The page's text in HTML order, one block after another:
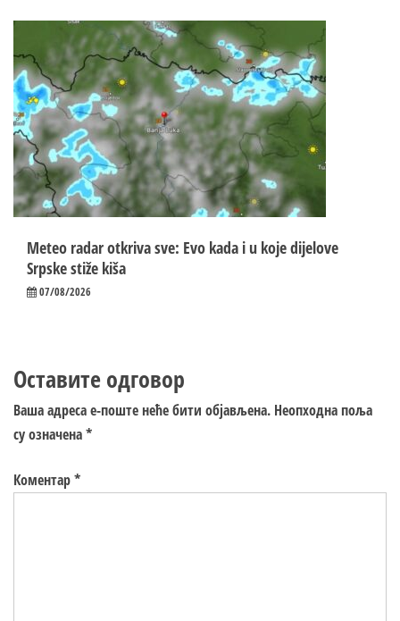
Meteo radar otkriva sve: Evo kada i u koje dijelove
Srpske stiže kiša
07/08/2026
Оставите одговор
Ваша адреса е-поште неће бити објављена. Неопходна поља
су означена*
Коментар*